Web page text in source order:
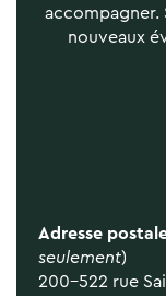
Adresse
seulement)
200-522 rue
accompagner.
nouveaux